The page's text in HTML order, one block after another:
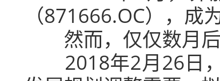
（871666.OC），
然而，仅仅数月
2018年2月26日